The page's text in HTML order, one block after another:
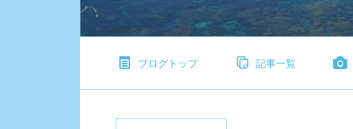
ブログトップ 記事一覧